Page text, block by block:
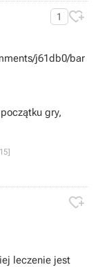
1 
j61db0/bar
gry,

leczenie jest